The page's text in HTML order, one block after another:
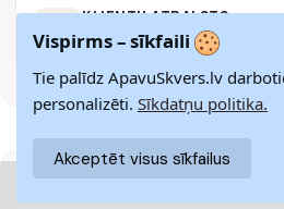
KLIENTU ATBALSTS
Rakstiet mums
Vispirms – sīkfaili
Tie palīdz ApavuSkvers.lv
personalizēti. Sīkdatņu politika.
Akceptēt visus sīkfailus